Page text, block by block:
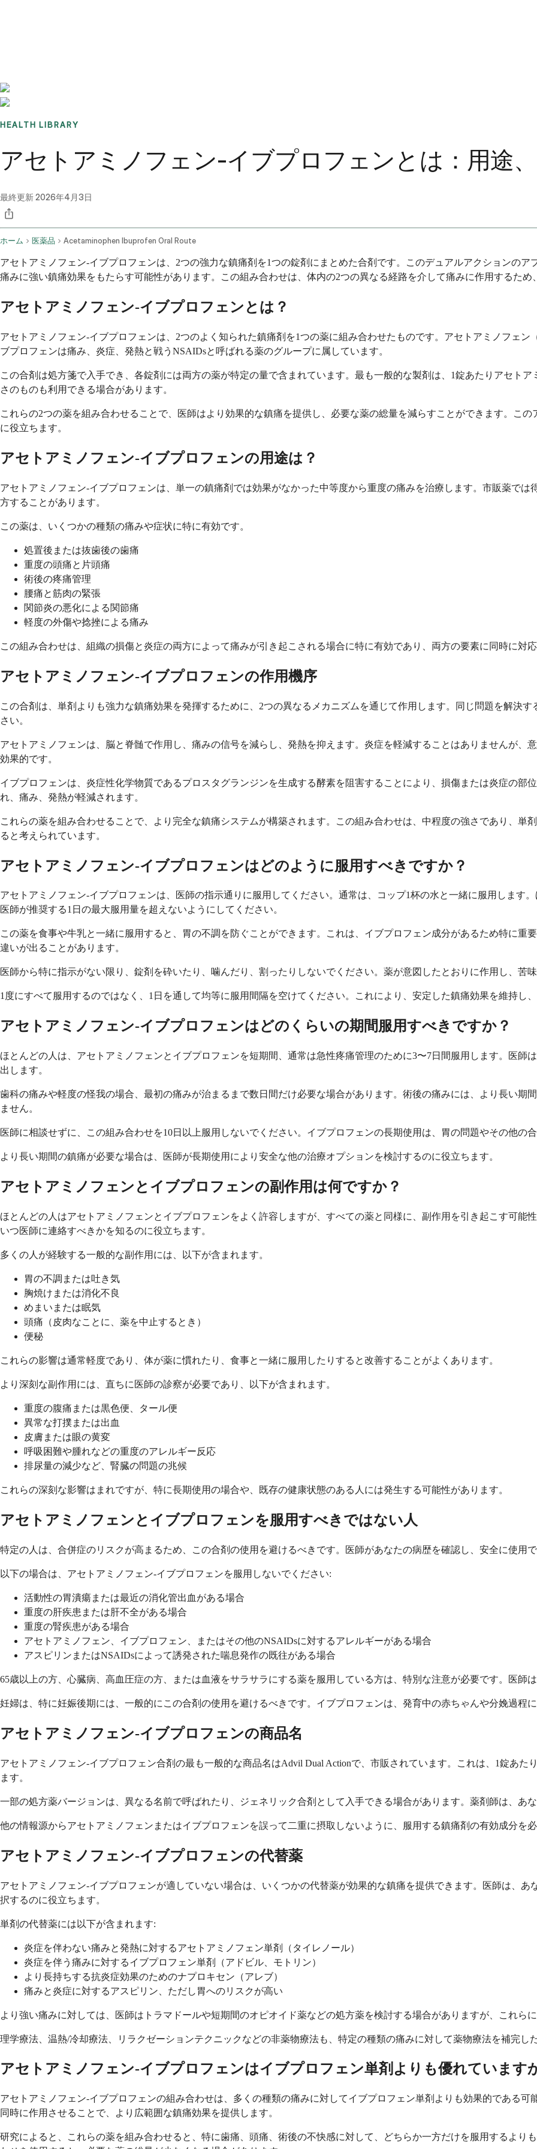
HEALTH LIBRARY
アセトアミノフェン-イブプロフェンとは：用途
最終更新2026年4月3日
ホーム 医薬品 Acetaminophen Ibuprofen Oral Route
アセトアミノフェン-イブプロフェンは、2つの強力な鎮痛剤を1つの錠剤にまとめた合剤です。このデュアルアクションの
痛みに強い鎮痛効果をもたらす可能性があります。この組み合わせは、体内の2つの異なる経路を介して痛みに作用するため
アセトアミノフェン-イブプロフェンとは？
アセトアミノフェン-イブプロフェンは、2つのよく知られた鎮痛剤を1つの薬に組み合わせたものです。アセトアミノフェ
ブプロフェンは痛み、炎症、発熱と戦うNSAIDsと呼ばれる薬のグループに属しています。
この合剤は処方箋で入手でき、各錠剤には両方の薬が特定の量で含まれています。最も一般的な製剤は、1錠あたりアセトア
さのものも利用できる場合があります。
これらの2つの薬を組み合わせることで、医師はより効果的な鎮痛を提供し、必要な薬の総量を減らすことができます。こ
に役立ちます。
アセトアミノフェン-イブプロフェンの用途は？
アセトアミノフェン-イブプロフェンは、単一の鎮痛剤では効果がなかった中等度から重度の痛みを治療します。市販薬で
方することがあります。
この薬は、いくつかの種類の痛みや症状に特に有効です。
処置後または抜歯後の歯痛
重度の頭痛と片頭痛
術後の疼痛管理
腰痛と筋肉の緊張
関節炎の悪化による関節痛
軽度の外傷や捻挫による痛み
この組み合わせは、組織の損傷と炎症の両方によって痛みが引き起こされる場合に特に有効であり、両方の要素に同時に対応
アセトアミノフェン-イブプロフェンの作用機序
この合剤は、単剤よりも強力な鎮痛効果を発揮するために、2つの異なるメカニズムを通じて作用します。同じ問題を解決
さい。
アセトアミノフェンは、脳と脊髄で作用し、痛みの信号を減らし、発熱を抑えます。炎症を軽減することはありませんが、
効果的です。
イブプロフェンは、炎症性化学物質であるプロスタグランジンを生成する酵素を阻害することにより、損傷または炎症の部
れ、痛み、発熱が軽減されます。
これらの薬を組み合わせることで、より完全な鎮痛システムが構築されます。この組み合わせは、中程度の強さであり、単
ると考えられています。
アセトアミノフェン-イブプロフェンはどのように服用すべきですか？
アセトアミノフェン-イブプロフェンは、医師の指示通りに服用してください。通常は、コップ1杯の水と一緒に服用します
医師が推奨する1日の最大服用量を超えないようにしてください。
この薬を食事や牛乳と一緒に服用すると、胃の不調を防ぐことができます。これは、イブプロフェン成分があるため特に重
違いが出ることがあります。
医師から特に指示がない限り、錠剤を砕いたり、噛んだり、割ったりしないでください。薬が意図したとおりに作用し、苦
1度にすべて服用するのではなく、1日を通して均等に服用間隔を空けてください。これにより、安定した鎮痛効果を維持し
アセトアミノフェン-イブプロフェンはどのくらいの期間服用すべきですか？
ほとんどの人は、アセトアミノフェンとイブプロフェンを短期間、通常は急性疼痛管理のために3〜7日間服用します。医師
出します。
歯科の痛みや軽度の怪我の場合、最初の痛みが治まるまで数日間だけ必要な場合があります。術後の痛みには、より長い期
ません。
医師に相談せずに、この組み合わせを10日以上服用しないでください。イブプロフェンの長期使用は、胃の問題やその他の
より長い期間の鎮痛が必要な場合は、医師が長期使用により安全な他の治療オプションを検討するのに役立ちます。
アセトアミノフェンとイブプロフェンの副作用は何ですか？
ほとんどの人はアセトアミノフェンとイブプロフェンをよく許容しますが、すべての薬と同様に、副作用を引き起こす可能
いつ医師に連絡すべきかを知るのに役立ちます。
多くの人が経験する一般的な副作用には、以下が含まれます。
胃の不調または吐き気
胸焼けまたは消化不良
めまいまたは眠気
頭痛（皮肉なことに、薬を中止するとき）
便秘
これらの影響は通常軽度であり、体が薬に慣れたり、食事と一緒に服用したりすると改善することがよくあります。
より深刻な副作用には、直ちに医師の診察が必要であり、以下が含まれます。
重度の腹痛または黒色便、タール便
異常な打撲または出血
皮膚または眼の黄変
呼吸困難や腫れなどの重度のアレルギー反応
排尿量の減少など、腎臓の問題の兆候
これらの深刻な影響はまれですが、特に長期使用の場合や、既存の健康状態のある人には発生する可能性があります。
アセトアミノフェンとイブプロフェンを服用すべきではない人
特定の人は、合併症のリスクが高まるため、この合剤の使用を避けるべきです。医師があなたの病歴を確認し、安全に使用で
以下の場合は、アセトアミノフェン-イブプロフェンを服用しないでください:
活動性の胃潰瘍または最近の消化管出血がある場合
重度の肝疾患または肝不全がある場合
重度の腎疾患がある場合
アセトアミノフェン、イブプロフェン、またはその他のNSAIDsに対するアレルギーがある場合
アスピリンまたはNSAIDsによって誘発された喘息発作の既往がある場合
65歳以上の方、心臓病、高血圧症の方、または血液をサラサラにする薬を服用している方は、特別な注意が必要です。医師
妊婦は、特に妊娠後期には、一般的にこの合剤の使用を避けるべきです。イブプロフェンは、発育中の赤ちゃんや分娩過程
アセトアミノフェン-イブプロフェンの商品名
アセトアミノフェン-イブプロフェン合剤の最も一般的な商品名はAdvil Dual Actionで、市販されています。これは、1錠あた
ます。
一部の処方薬バージョンは、異なる名前で呼ばれたり、ジェネリック合剤として入手できる場合があります。薬剤師は、あ
他の情報源からアセトアミノフェンまたはイブプロフェンを誤って二重に摂取しないように、服用する鎮痛剤の有効成分を必
アセトアミノフェン-イブプロフェンの代替薬
アセトアミノフェン-イブプロフェンが適していない場合は、いくつかの代替薬が効果的な鎮痛を提供できます。医師は、
択するのに役立ちます。
単剤の代替薬には以下が含まれます:
炎症を伴わない痛みと発熱に対するアセトアミノフェン単剤（タイレノール）
炎症を伴う痛みに対するイブプロフェン単剤（アドビル、モトリン）
より長持ちする抗炎症効果のためのナプロキセン（アレブ）
痛みと炎症に対するアスピリン、ただし胃へのリスクが高い
より強い痛みに対しては、医師はトラマドールや短期間のオピオイド薬などの処方薬を検討する場合がありますが、これら
理学療法、温熱/冷却療法、リラクゼーションテクニックなどの非薬物療法も、特定の種類の痛みに対して薬物療法を補完し
アセトアミノフェン-イブプロフェンはイブプロフェン単剤よりも優れています
アセトアミノフェン-イブプロフェンの組み合わせは、多くの種類の痛みに対してイブプロフェン単剤よりも効果的である
同時に作用させることで、より広範囲な鎮痛効果を提供します。
研究によると、これらの薬を組み合わせると、特に歯痛、頭痛、術後の不快感に対して、どちらか一方だけを服用するより